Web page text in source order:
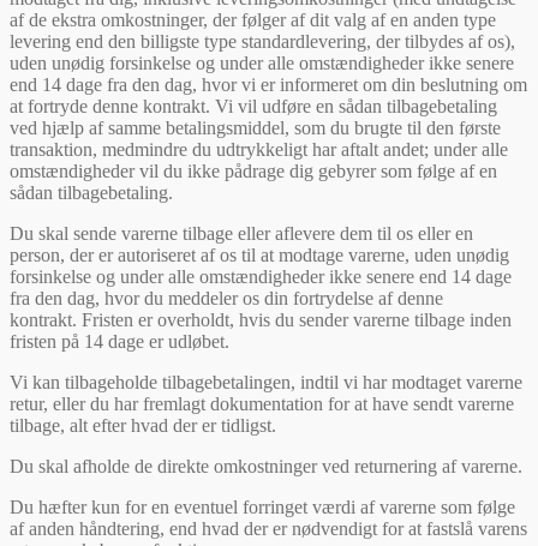
af de ekstra omkostninger, der følger af dit valg af en anden type
levering end den billigste type standardlevering, der tilbydes af os),
uden unødig forsinkelse og under alle omstændigheder ikke senere
end 14 dage fra den dag, hvor vi er informeret om din beslutning om
at fortryde denne kontrakt. Vi vil udføre en sådan tilbagebetaling
ved hjælp af samme betalingsmiddel, som du brugte til den første
transaktion, medmindre du udtrykkeligt har aftalt andet; under alle
omstændigheder vil du ikke pådrage dig gebyrer som følge af en
sådan tilbagebetaling.
Du skal sende varerne tilbage eller aflevere dem til os eller en
person, der er autoriseret af os til at modtage varerne, uden unødig
forsinkelse og under alle omstændigheder ikke senere end 14 dage
fra den dag, hvor du meddeler os din fortrydelse af denne
kontrakt. Fristen er overholdt, hvis du sender varerne tilbage inden
fristen på 14 dage er udløbet.
Vi kan tilbageholde tilbagebetalingen, indtil vi har modtaget varerne
retur, eller du har fremlagt dokumentation for at have sendt varerne
tilbage, alt efter hvad der er tidligst.
Du skal afholde de direkte omkostninger ved returnering af varerne.
Du hæfter kun for en eventuel forringet værdi af varerne som følge
af anden håndtering, end hvad der er nødvendigt for at fastslå varens